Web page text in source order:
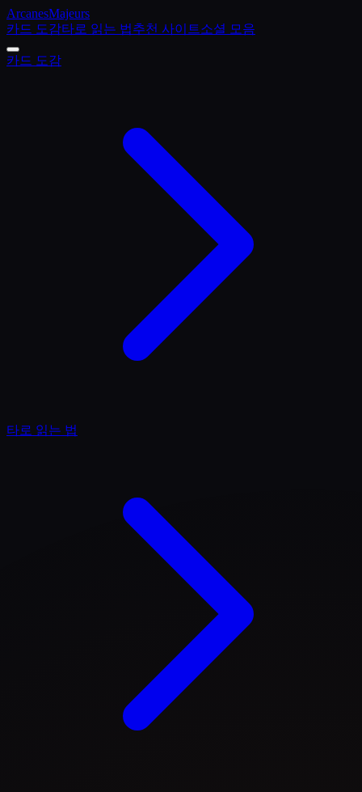
ArcanesMajeurs
카드 도감타로 읽는 법추천 사이트소셜 모음
카드 도감
타로 읽는 법